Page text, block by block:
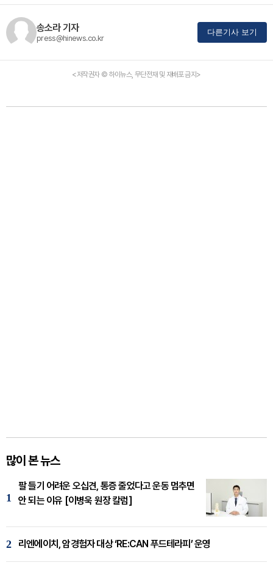
송소라 기자
press@hinews.co.kr
다른기사 보기
<저작권자 © 하이뉴스, 무단전재 및 재배포 금지>
많이 본 뉴스
1
팔 들기 어려운 오십견, 통증 줄었다고 운동 멈추면
안 되는 이유 [이병욱 원장 칼럼]
2 리엔에이치, 암경험자 대상 ‘RE:CAN 푸드테라피’ 운영